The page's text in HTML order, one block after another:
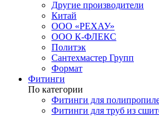
Другие производители
Китай
ООО «РЕХАУ»
ООО К-ФЛЕКС
Политэк
Сантехмастер Групп
Формат
Фитинги
По категории
Фитинги для
Фитинги для труб из